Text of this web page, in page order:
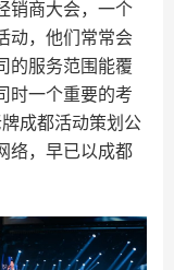
销商大会，一个
动，他们常常会
的服务范围能覆
时一个重要的考
成都活动策划公
络，早已以成都